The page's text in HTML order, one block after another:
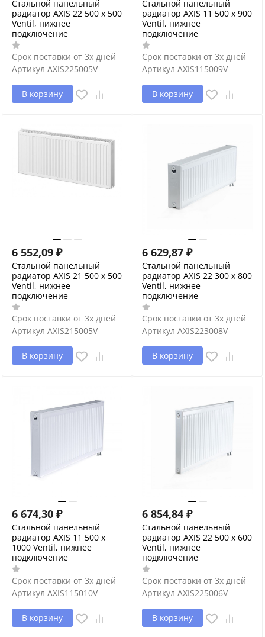
Стальной панельный
радиатор AXIS 22 500 x 500
Ventil, нижнее
подключение
Срок поставки от 3х дней
Артикул AXIS225005V
В корзину
Стальной панельный
радиатор AXIS 11 500 x 900
Ventil, нижнее
подключение
Срок поставки от 3х дней
Артикул AXIS115009V
В корзину
6 552,09 ₽
Стальной панельный
радиатор AXIS 21 500 x 500
Ventil, нижнее
подключение
Срок поставки от 3х дней
Артикул AXIS215005V
В корзину
6 629,87 ₽
Стальной панельный
радиатор AXIS 22 300 x 800
Ventil, нижнее
подключение
Срок поставки от 3х дней
Артикул AXIS223008V
В корзину
6 674,30 ₽
Стальной панельный
радиатор AXIS 11 500 x
1000 Ventil, нижнее
подключение
Срок поставки от 3х дней
Артикул AXIS115010V
В корзину
6 854,84 ₽
Стальной панельный
радиатор AXIS 22 500 x 600
Ventil, нижнее
подключение
Срок поставки от 3х дней
Артикул AXIS225006V
В корзину